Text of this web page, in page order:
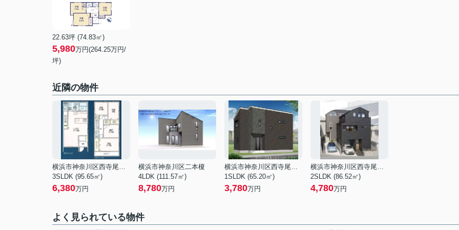
22.63坪 (74.83㎡)
5,980万円(264.25万円/
坪)
近隣の物件
横浜市神奈川区西寺尾１丁目
3SLDK (95.65㎡)
6,380万円
横浜市神奈川区二本榎
4LDK (111.57㎡)
8,780万円
横浜市神奈川区西寺尾１丁目
1SLDK (65.20㎡)
3,780万円
横浜市神奈川区西寺尾１丁目
2SLDK (86.52㎡)
4,780万円
よく見られている物件